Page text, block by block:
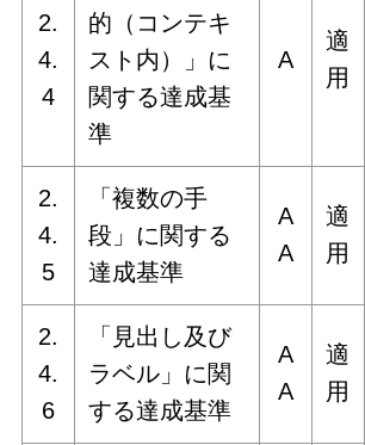
2.
4.
4
的（コンテキ
スト内）」に
関する達成基
準
A
適
用
2.
4.
5
「複数の手
段」に関する
達成基準
A
A
適
用
2.
4.
6
「見出し及び
ラベル」に関
する達成基準
A
A
適
用